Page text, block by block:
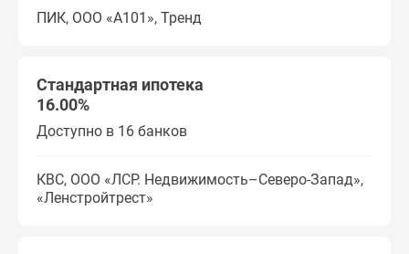
ПИК, ООО «А101», Тренд
Стандартная ипотека
16.00%
Доступно в 16 банков
КВС, ООО «ЛСР. Недвижимость–Северо-Запад»,
«Ленстройтрест»